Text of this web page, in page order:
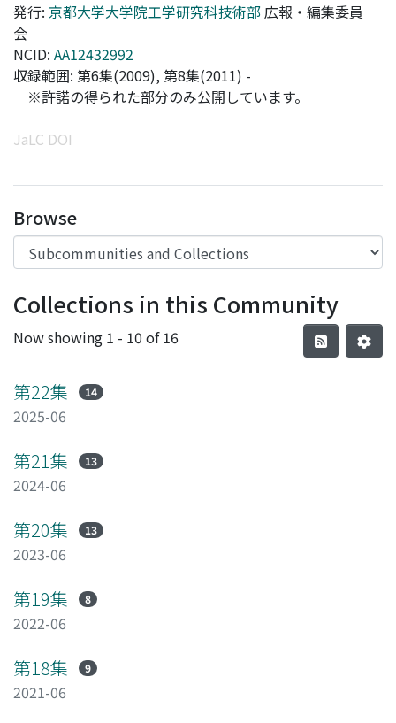
発行: 京都大学大学院工学研究科技術部広報・編集委員
会
NCID: AA12432992
収録範囲: 第6集(2009), 第8集(2011) -
※許諾の得られた部分のみ公開しています。
JaLC DOI
Browse
Collections in this Community
Now showing 1 - 10 of 16
第22集 14
2025-06
第21集 13
2024-06
第20集 13
2023-06
第19集 8
2022-06
第18集 9
2021-06